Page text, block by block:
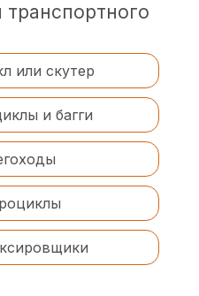
или скутер
и багги